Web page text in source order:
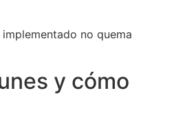
no quema
y cómo